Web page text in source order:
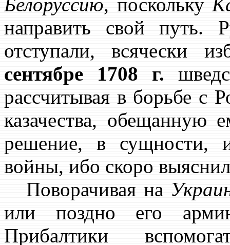
направить свой путь.
отступали, всячески
сентябре 1708 г.
рассчитывая в борьбе с
казачества, обещанную
решение, в сущности,
войны, ибо скоро
Поворачивая на
или поздно его
Прибалтики